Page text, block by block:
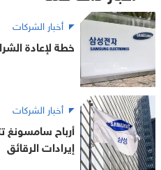
أخبار الشركات
خطة لإعادة
أخبار الشركات
أرباح سامسونغ
إيرادات الرقائق